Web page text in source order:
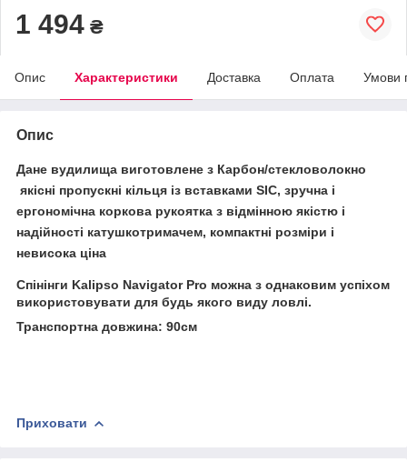
1 494 ₴
Опис Характеристики Доставка Оплата Умови
Опис
Дане вудилища виготовлене з Карбон/стекловолокно
якісні пропускні кільця із вставками SIC, зручна і
ергономічна коркова рукоятка з відмінною якістю і
надійності катушкотримачем, компактні розміри і
невисока ціна
Спінінги Kalipso Navigator Pro можна з однаковим успіхом
використовувати для будь якого виду ловлі.
Транспортна довжина: 90см
Приховати